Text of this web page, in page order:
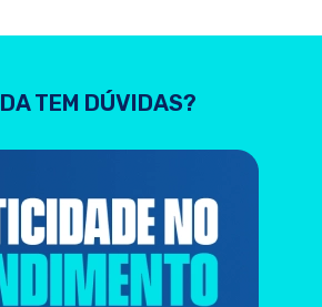
TEM DÚVIDAS?